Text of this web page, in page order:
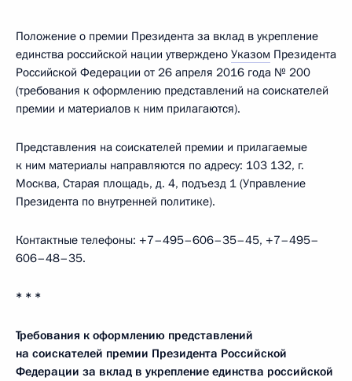
Положение о премии Президента за вклад в укрепление
единства российской нации утверждено Указом Президента
Российской Федерации от 26 апреля 2016 года № 200
(требования к оформлению представлений на соискателей
премии и материалов к ним прилагаются).
Представления на соискателей премии и прилагаемые
к ним материалы направляются по адресу: 103 132, г.
Москва, Старая площадь, д. 4, подъезд 1 (Управление
Президента по внутренней политике).
Контактные телефоны: +7–495–606–35–45, +7–495–
606–48–35.
* * *
Требования к оформлению представлений
на соискателей премии Президента Российской
Федерации за вклад в укрепление единства российской